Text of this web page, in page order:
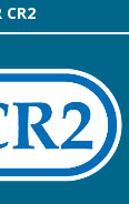
CR2